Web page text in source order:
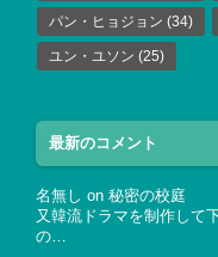
パン・ヒョジョン (34)
ユン・ユソン (25)
最新のコメント
名無し on 秘密の校庭
又韓流ドラマを制作して
の…